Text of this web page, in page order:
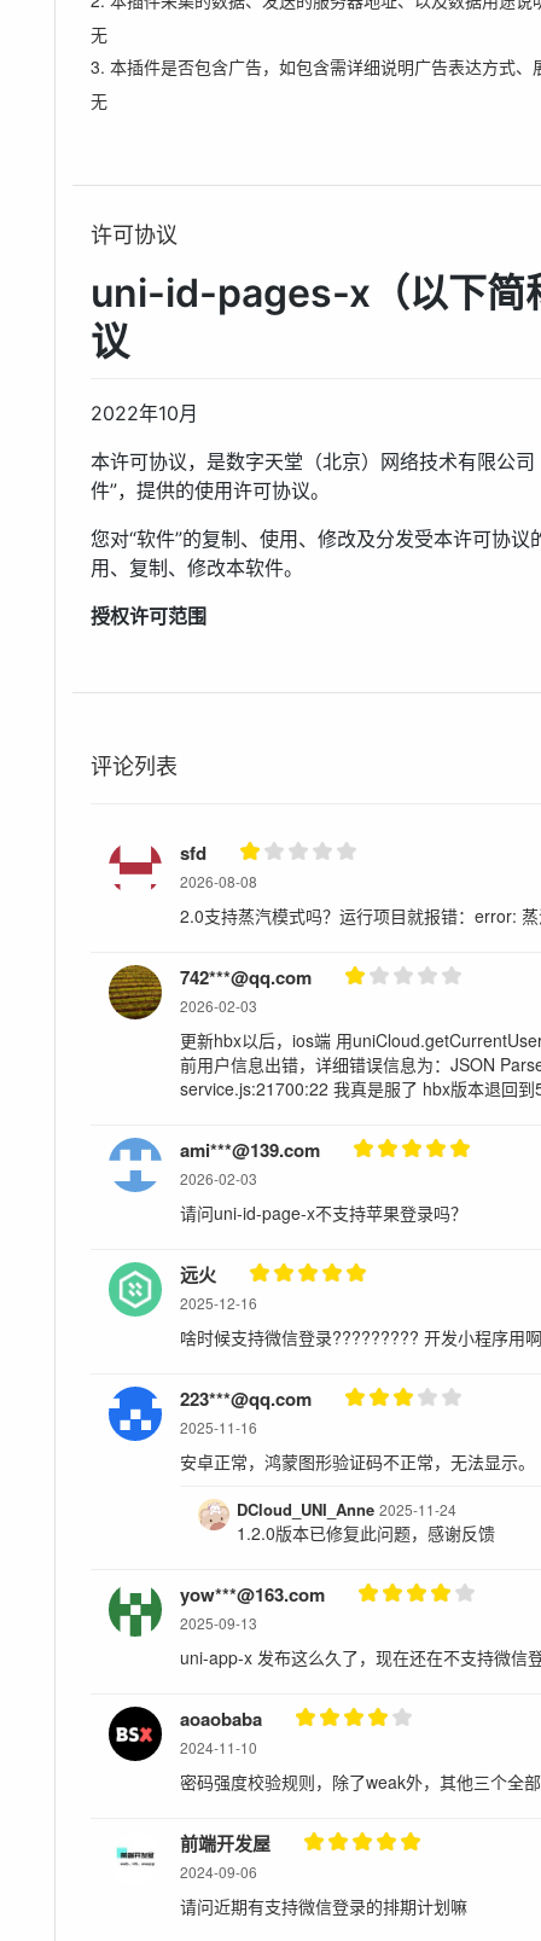
无
3. 本插件是否包含广告，如包含需详细说明广告表达方式、
无
许可协议
uni-id-pages-x（以下简
议
2022年10月
本许可协议，是数字天堂（北京）网络技术有限公
件”，提供的使用许可协议。
您对“软件”的复制、使用、修改及分发受本许可协
用、复制、修改本软件。
授权许可范围
这些源码制作自己的应用。
外的环境，比如客户端脱离uni-app。
软件，而不是以DCloud名义发布。
d) 本协议不构成代理关系。
因使用“软件”而引发的任何直接或间接损失承担责
使其曾被建议有此种损失的可能性。
您的责任限制
a) 您需要在授权许可范围内使用软件。
b) 您在分发自己的应用时，不得侵犯DCloud商标和
c) 您不得进行破解、反编译、套壳等侵害DCloud
或侵害DCloud利益，如您发现DCloud系统漏洞应
争夺开发者的行为。
d) 如您违反本许可协议，需承担因此给DCloud造成
根据发展，DCloud可能会对本协议进行修改。修
相关信息以便及时通知到用户。如果您选择继续使
评论列表
sfd
2026-08-08
2.0支持蒸汽模式吗？运行项目就报错：error:
742***@qq.com
2026-02-03
更新hbx以后，ios端 用
前用户信息出错，详细错误信息为：JSON
service.js:21700:22‌ 我真是服了 hbx版本退回
ami***@139.com
2026-02-03
请问uni-id-page-x不支持苹果登录吗？
远火
2025-12-16
啥时候支持微信登录????????? 开发小程序用
223***@qq.com
2025-11-16
安卓正常，鸿蒙图形验证码不正常，无法显示。
DCloud_UNI_Anne2025-11-24
1.2.0版本已修复此问题，感谢反馈
yow***@163.com
2025-09-13
uni-app-x 发布这么久了，现在还在不支持微信
aoaobaba
2024-11-10
密码强度校验规则，除了weak外，其他三个全
前端开发屋
2024-09-06
请问近期有支持微信登录的排期计划嘛